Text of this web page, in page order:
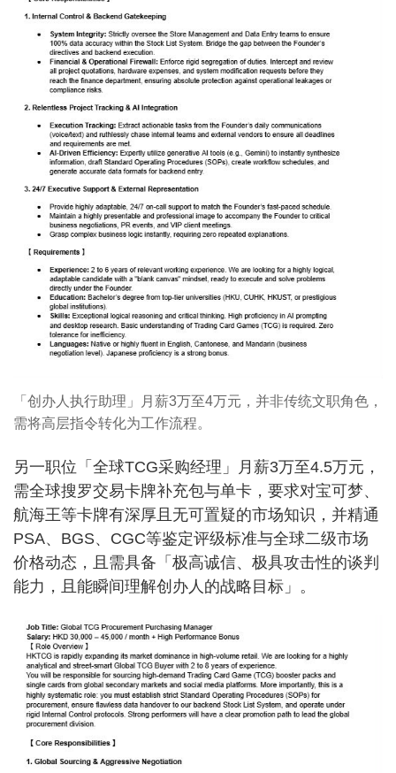
「创办人执行助理」月薪3万至4万元，并非传统文职角色，
需将高层指令转化为工作流程。
另一职位「全球TCG采购经理」月薪3万至4.5万元，
需全球搜罗交易卡牌补充包与单卡，要求对宝可梦、
航海王等卡牌有深厚且无可置疑的市场知识，并精通
PSA、BGS、CGC等鉴定评级标准与全球二级市场
价格动态，且需具备「极高诚信、极具攻击性的谈判
能力，且能瞬间理解创办人的战略目标」。